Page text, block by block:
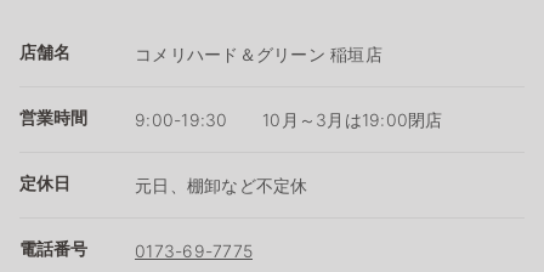
店舗名 コメリハード＆グリーン 稲垣店
営業時間 9:00-19:30 10月～3月は19:00閉店
定休日 元日、棚卸など不定休
電話番号 0173-69-7775